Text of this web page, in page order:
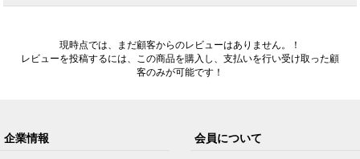
現時点では、まだ顧客からのレビューはありません。！
レビューを投稿するには、この商品を購入し、支払いを行い受け取った顧
客のみが可能です！
企業情報 会員について